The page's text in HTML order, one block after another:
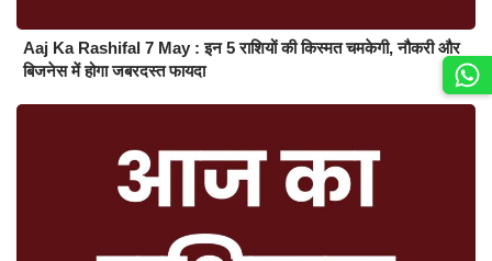
Aaj Ka Rashifal 7 May : इन 5 राशियों की किस्मत चमकेगी, नौकरी और
बिजनेस में होगा जबरदस्त फायदा